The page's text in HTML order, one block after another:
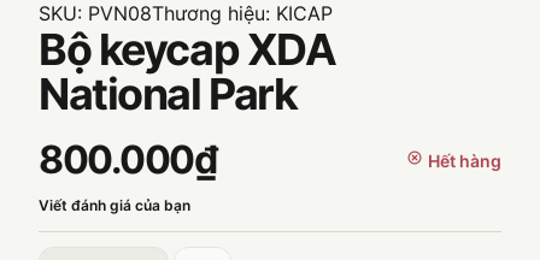
Bộ keycap XDA
National Park
SKU: PVN08Thương hiệu: KICAP
800.000₫ Hết hàng
Viết đánh giá của bạn